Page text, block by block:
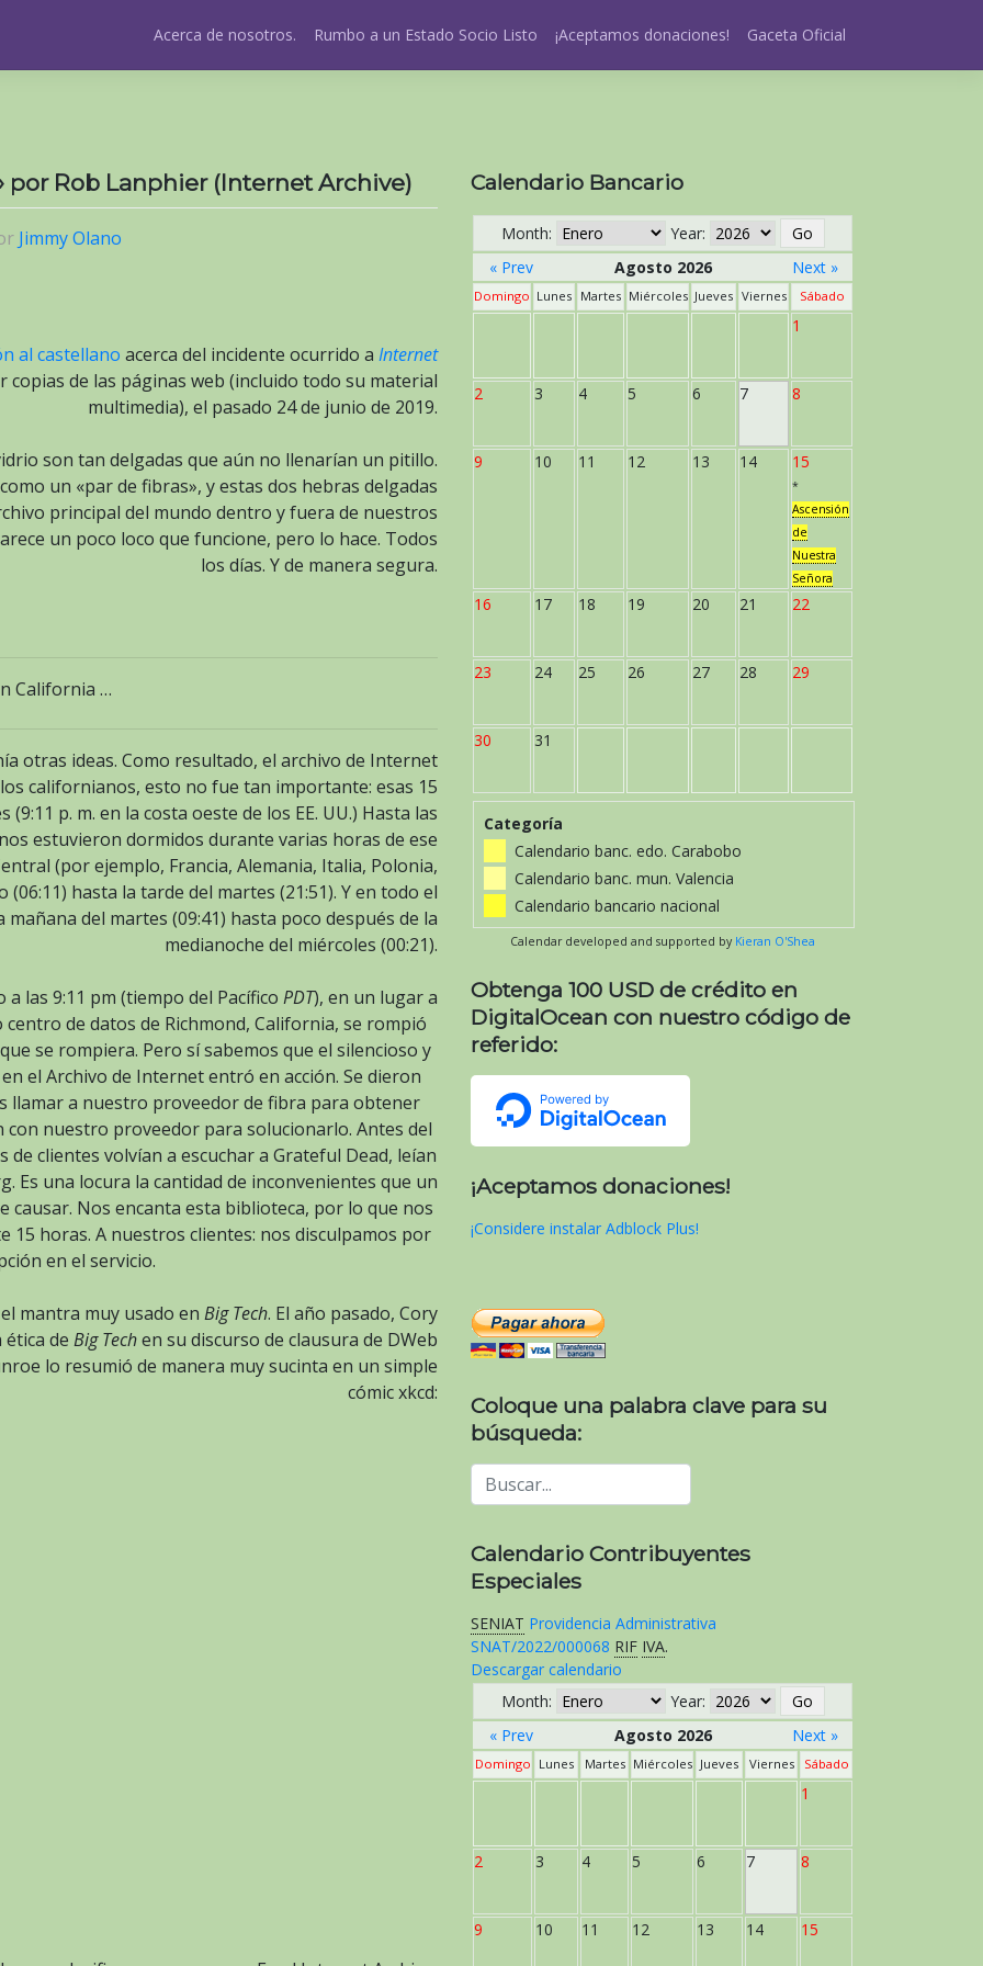
Acerca de nosotros. Rumbo a un Estado Socio Listo ¡Aceptamos donaciones! Gaceta Oficial
por Rob Lanphier (Internet Archive)
Jimmy Olano
al castellano acerca del incidente ocurrido a Internet
copias de las páginas web (incluido todo su material
multimedia), el pasado 24 de junio de 2019.
son tan delgadas que aún no llenarían un pitillo.
un «par de fibras», y estas dos hebras delgadas
principal del mundo dentro y fuera de nuestros
un poco loco que funcione, pero lo hace. Todos
los días. Y de manera segura.
California …
otras ideas. Como resultado, el archivo de Internet
californianos, esto no fue tan importante: esas 15
p. m. en la costa oeste de los EE. UU.) Hasta las
estuvieron dormidos durante varias horas de ese
(por ejemplo, Francia, Alemania, Italia, Polonia,
hasta la tarde del martes (21:51). Y en todo el
del martes (09:41) hasta poco después de la
medianoche del miércoles (00:21).
a las 9:11 pm (tiempo del Pacífico PDT), en un lugar a
de datos de Richmond, California, se rompió
se rompiera. Pero sí sabemos que el silencioso y
el Archivo de Internet entró en acción. Se dieron
llamar a nuestro proveedor de fibra para obtener
nuestro proveedor para solucionarlo. Antes del
clientes volvían a escuchar a Grateful Dead, leían
Es una locura la cantidad de inconvenientes que un
Nos encanta esta biblioteca, por lo que nos
horas. A nuestros clientes: nos disculpamos por
en el servicio.
mantra muy usado en Big Tech. El año pasado, Cory
de Big Techen su discurso de clausura de DWeb
lo resumió de manera muy sucinta en un simple
cómic xkcd:
Calendario Bancario
Month:
Year:
« Prev
Agosto 2026 Next »
Domingo Lunes Martes Miércoles Jueves Viernes Sábado
1
2 3 4 5 6 7 8
9 10 11 12 13 14 15
*
Ascensión
de
Nuestra
Señora
16 17 18 19 20 21 22
23 24 25 26 27 28 29
30 31
Categoría
Calendario banc. edo. Carabobo
Calendario banc. mun. Valencia
Calendario bancario nacional
Calendar developed and supported by Kieran O'Shea
Obtenga 100 USD de crédito en
DigitalOcean con nuestro código de
referido:
¡Aceptamos donaciones!
¡Considere instalar Adblock Plus!
Coloque una palabra clave para su
búsqueda:
Calendario Contribuyentes
Especiales
SENIAT Providencia Administrativa
SNAT/2022/000068 RIF IVA.
Descargar calendario
Month:
Year:
« Prev
Agosto 2026 Next »
Domingo Lunes Martes Miércoles Jueves Viernes Sábado
1
2 3 4 5 6 7 8
9 10 11 12 13 14 15